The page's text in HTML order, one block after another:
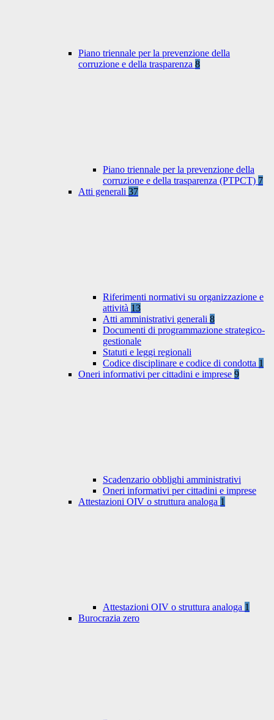
Piano triennale per la prevenzione della
corruzione e della trasparenza 8
Piano triennale per la prevenzione della
corruzione e della trasparenza (PTPCT) 7
Atti generali 37
Riferimenti normativi su organizzazione e
attività 13
Atti amministrativi generali 8
Documenti di programmazione strategico-
gestionale
Statuti e leggi regionali
Codice disciplinare e codice di condotta 1
Oneri informativi per cittadini e imprese 9
Scadenzario obblighi amministrativi
Oneri informativi per cittadini e imprese
Attestazioni OIV o struttura analoga 1
Attestazioni OIV o struttura analoga 1
Burocrazia zero